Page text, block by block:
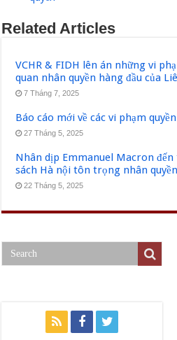
Related Articles
VCHR & FIDH lên án những vi
quan nhân quyền hàng đầu của
7 Tháng 7, 2025
Báo cáo mới về các vi phạm
27 Tháng 5, 2025
Nhân dịp Emmanuel Macron
sách Hà nội tôn trọng nhân quyền
22 Tháng 5, 2025